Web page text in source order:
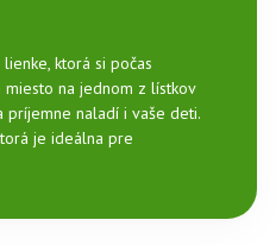
ktorá si počas
na jednom z lístkov
príjemne naladí i vaše deti.
je ideálna pre